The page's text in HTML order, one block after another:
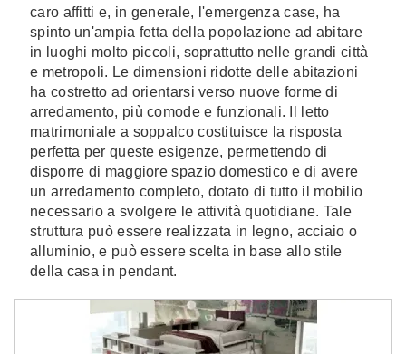
caro affitti e, in generale, l'emergenza case, ha
spinto un'ampia fetta della popolazione ad abitare
in luoghi molto piccoli, soprattutto nelle grandi città
e metropoli. Le dimensioni ridotte delle abitazioni
ha costretto ad orientarsi verso nuove forme di
arredamento, più comode e funzionali. Il letto
matrimoniale a soppalco costituisce la risposta
perfetta per queste esigenze, permettendo di
disporre di maggiore spazio domestico e di avere
un arredamento completo, dotato di tutto il mobilio
necessario a svolgere le attività quotidiane. Tale
struttura può essere realizzata in legno, acciaio o
alluminio, e può essere scelta in base allo stile
della casa in pendant.